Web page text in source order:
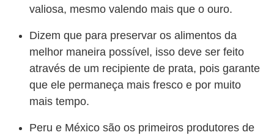
valiosa, mesmo valendo mais que o ouro.
Dizem que para preservar os alimentos da
melhor maneira possível, isso deve ser feito
através de um recipiente de prata, pois garante
que ele permaneça mais fresco e por muito
mais tempo.
Peru e México são os primeiros produtores de